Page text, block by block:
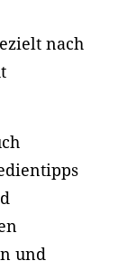
nach
und